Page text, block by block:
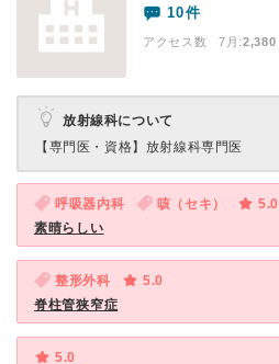
10件
アクセス数 7月:2,380
放射線科について
【専門医・資格】 放射線科専門医
呼吸器内科 咳（セキ）
5.0
素晴らしい
整形外科
5.0
脊柱管狭窄症
5.0